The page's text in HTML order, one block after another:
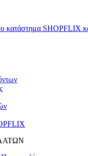
κατάστημα SHOPFLIX